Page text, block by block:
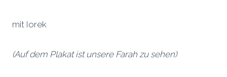
mit Iorek
(Auf dem Plakat ist unsere Farah zu sehen)